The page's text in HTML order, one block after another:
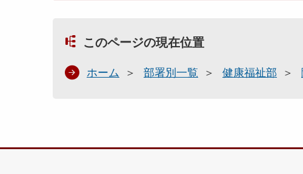
このページの現在位置
ホーム 部署別一覧 健康福祉部